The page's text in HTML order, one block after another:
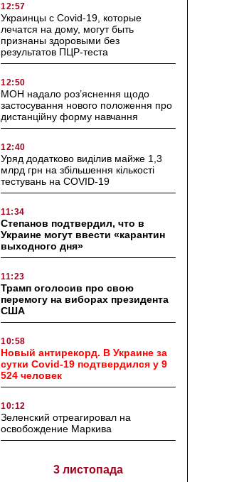
12:57
Украинцы с Covid-19, которые
лечатся на дому, могут быть
признаны здоровыми без
результатов ПЦР-теста
12:50
МОН надало роз’яснення щодо
застосування нового положення про
дистанційну форму навчання
12:40
Уряд додатково виділив майже 1,3
млрд грн на збільшення кількості
тестувань на COVID-19
11:34
Степанов подтвердил, что в
Украине могут ввести «карантин
выходного дня»
11:23
Трамп оголосив про свою
перемогу на виборах президента
США
10:58
Новый антирекорд. В Украине за
сутки Covid-19 подтвердился у 9
524 человек
10:12
Зеленский отреагировал на
освобождение Маркива
3 листопада